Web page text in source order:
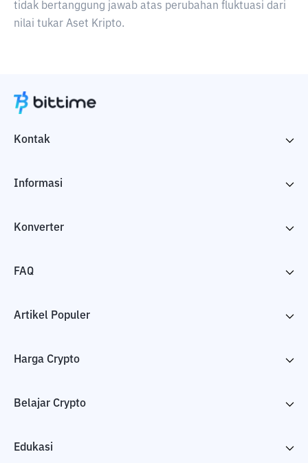
tidak bertanggung jawab atas perubahan fluktuasi dari
nilai tukar Aset Kripto.
Kontak
Informasi
Konverter
FAQ
Artikel Populer
Harga Crypto
Belajar Crypto
Edukasi